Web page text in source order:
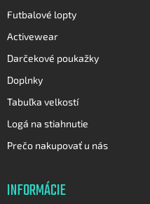
Futbalové lopty
Activewear
Darčekové poukažky
Doplnky
Tabuľka velkostí
Logá na stiahnutie
Prečo nakupovať u nás
INFORMÁCIE